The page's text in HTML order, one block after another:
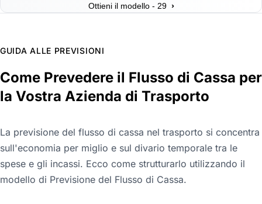
Ottieni il modello - 29 ›
GUIDA ALLE PREVISIONI
Come Prevedere il Flusso di Cassa per
la Vostra Azienda di Trasporto
La previsione del flusso di cassa nel trasporto si concentra
sull'economia per miglio e sul divario temporale tra le
spese e gli incassi. Ecco come strutturarlo utilizzando il
modello di Previsione del Flusso di Cassa.